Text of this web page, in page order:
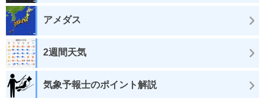
アメダス
2週間天気
気象予報士のポイント解説